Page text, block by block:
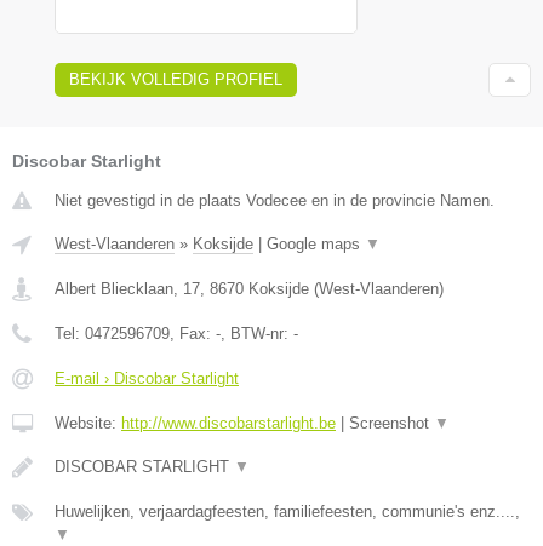
BEKIJK VOLLEDIG PROFIEL
Discobar Starlight
Niet gevestigd in de plaats Vodecee en in de provincie Namen.
West-Vlaanderen » Koksijde Google maps ▼
Albert Bliecklaan, 17, 8670 Koksijde (West-Vlaanderen)
Tel: 0472596709, Fax: -, BTW-nr: -
E-mail › Discobar Starlight
Website: http://www.discobarstarlight.be Screenshot ▼
DISCOBAR STARLIGHT ▼
Huwelijken, verjaardagfeesten, familiefeesten, communie's enz....,
▼